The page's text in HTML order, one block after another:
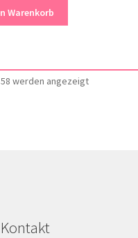
Warenkorb
werden angezeigtNach
Kontakt